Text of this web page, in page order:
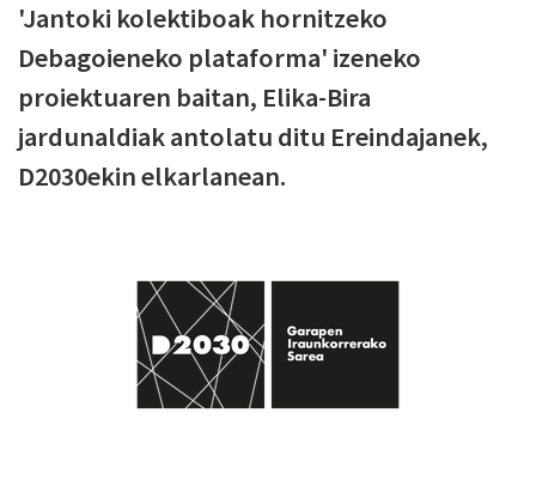
'Jantoki kolektiboak hornitzeko
Debagoieneko plataforma' izeneko
proiektuaren baitan, Elika-Bira
jardunaldiak antolatu ditu Ereindajanek,
D2030ekin elkarlanean.